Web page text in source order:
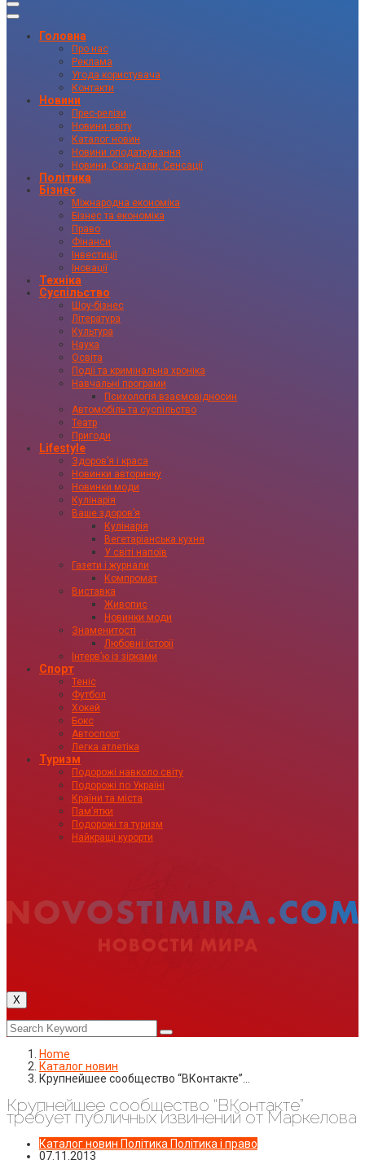
Головна
Про нас
Реклама
Угода користувача
Контакти
Новини
Прес-релізи
Новини світу
Каталог новин
Новини оподаткування
Новини, Скандали, Сенсації
Політика
Бізнес
Міжнародна економіка
Бізнес та економіка
Право
Фінанси
Інвестиції
Іновації
Техніка
Суспільство
Шоу-бізнес
Література
Культура
Наука
Освіта
Події та кримінальна хроніка
Навчальні програми
Психологія взаємовідносин
Автомобіль та суспільство
Театр
Пригоди
Lifestyle
Здоровʼя і краса
Новинки авторинку
Новинки моди
Кулінарія
Ваше здоровʼя
Кулінарія
Вегетаріанська кухня
У світі напоїв
Газети і журнали
Компромат
Виставка
Живопис
Новинки моди
Знаменитості
Любовні історії
Інтервʼю із зірками
Спорт
Теніс
Футбол
Хокей
Бокс
Автоспорт
Легка атлетіка
Туризм
Подорожі навколо світу
Подорожі по Україні
Країни та міста
Пам’ятки
Подорожі та туризм
Найкращі курорти
X
Home
Каталог новин
Крупнейшее сообщество “ВКонтакте”…
Крупнейшее сообщество “ВКонтакте”
требует публичных извинений от Маркелова
Каталог новин Політика Політика і право
07.11.2013